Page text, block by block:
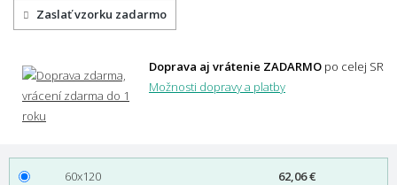
Zaslať vzorku zadarmo
Doprava aj vrátenie ZADARMO po celej SR
Možnosti dopravy a platby
60x120 62,06 €